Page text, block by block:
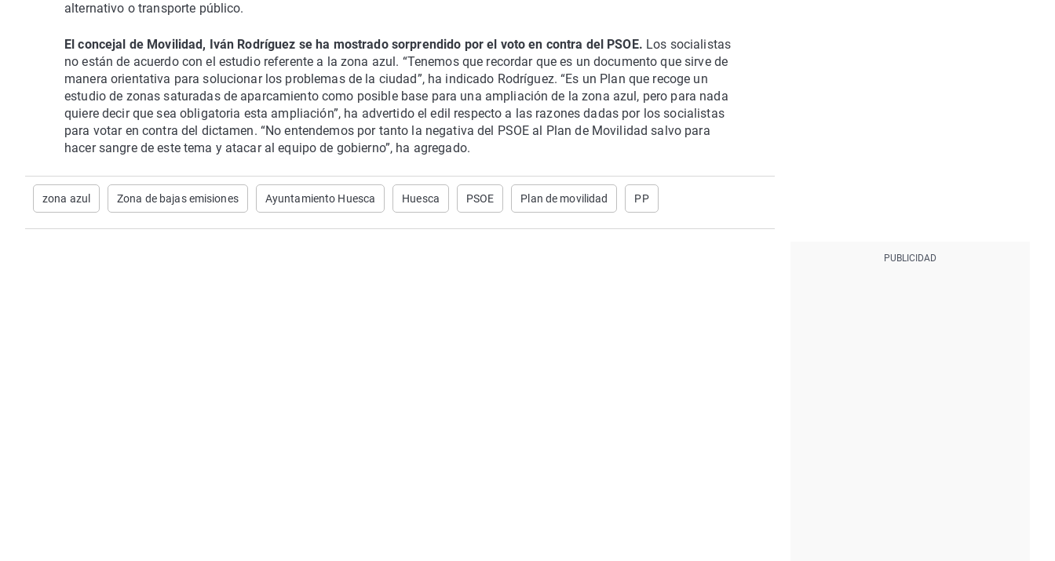
alternativo o transporte público.
El concejal de Movilidad, Iván Rodríguez se ha mostrado sorprendido por el voto en contra del PSOE. Los socialistas
no están de acuerdo con el estudio referente a la zona azul. “Tenemos que recordar que es un documento que sirve de
manera orientativa para solucionar los problemas de la ciudad”, ha indicado Rodríguez. “Es un Plan que recoge un
estudio de zonas saturadas de aparcamiento como posible base para una ampliación de la zona azul, pero para nada
quiere decir que sea obligatoria esta ampliación”, ha advertido el edil respecto a las razones dadas por los socialistas
para votar en contra del dictamen. “No entendemos por tanto la negativa del PSOE al Plan de Movilidad salvo para
hacer sangre de este tema y atacar al equipo de gobierno”, ha agregado.
zona azul Zona de bajas emisiones Ayuntamiento Huesca Huesca PSOE Plan de movilidad PP